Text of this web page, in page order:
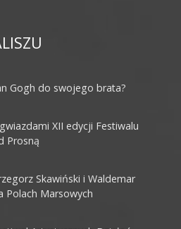
Gogh do swojego brata?
XII edycji Festiwalu
Prosną
Skawiński i Waldemar
Polach Marsowych